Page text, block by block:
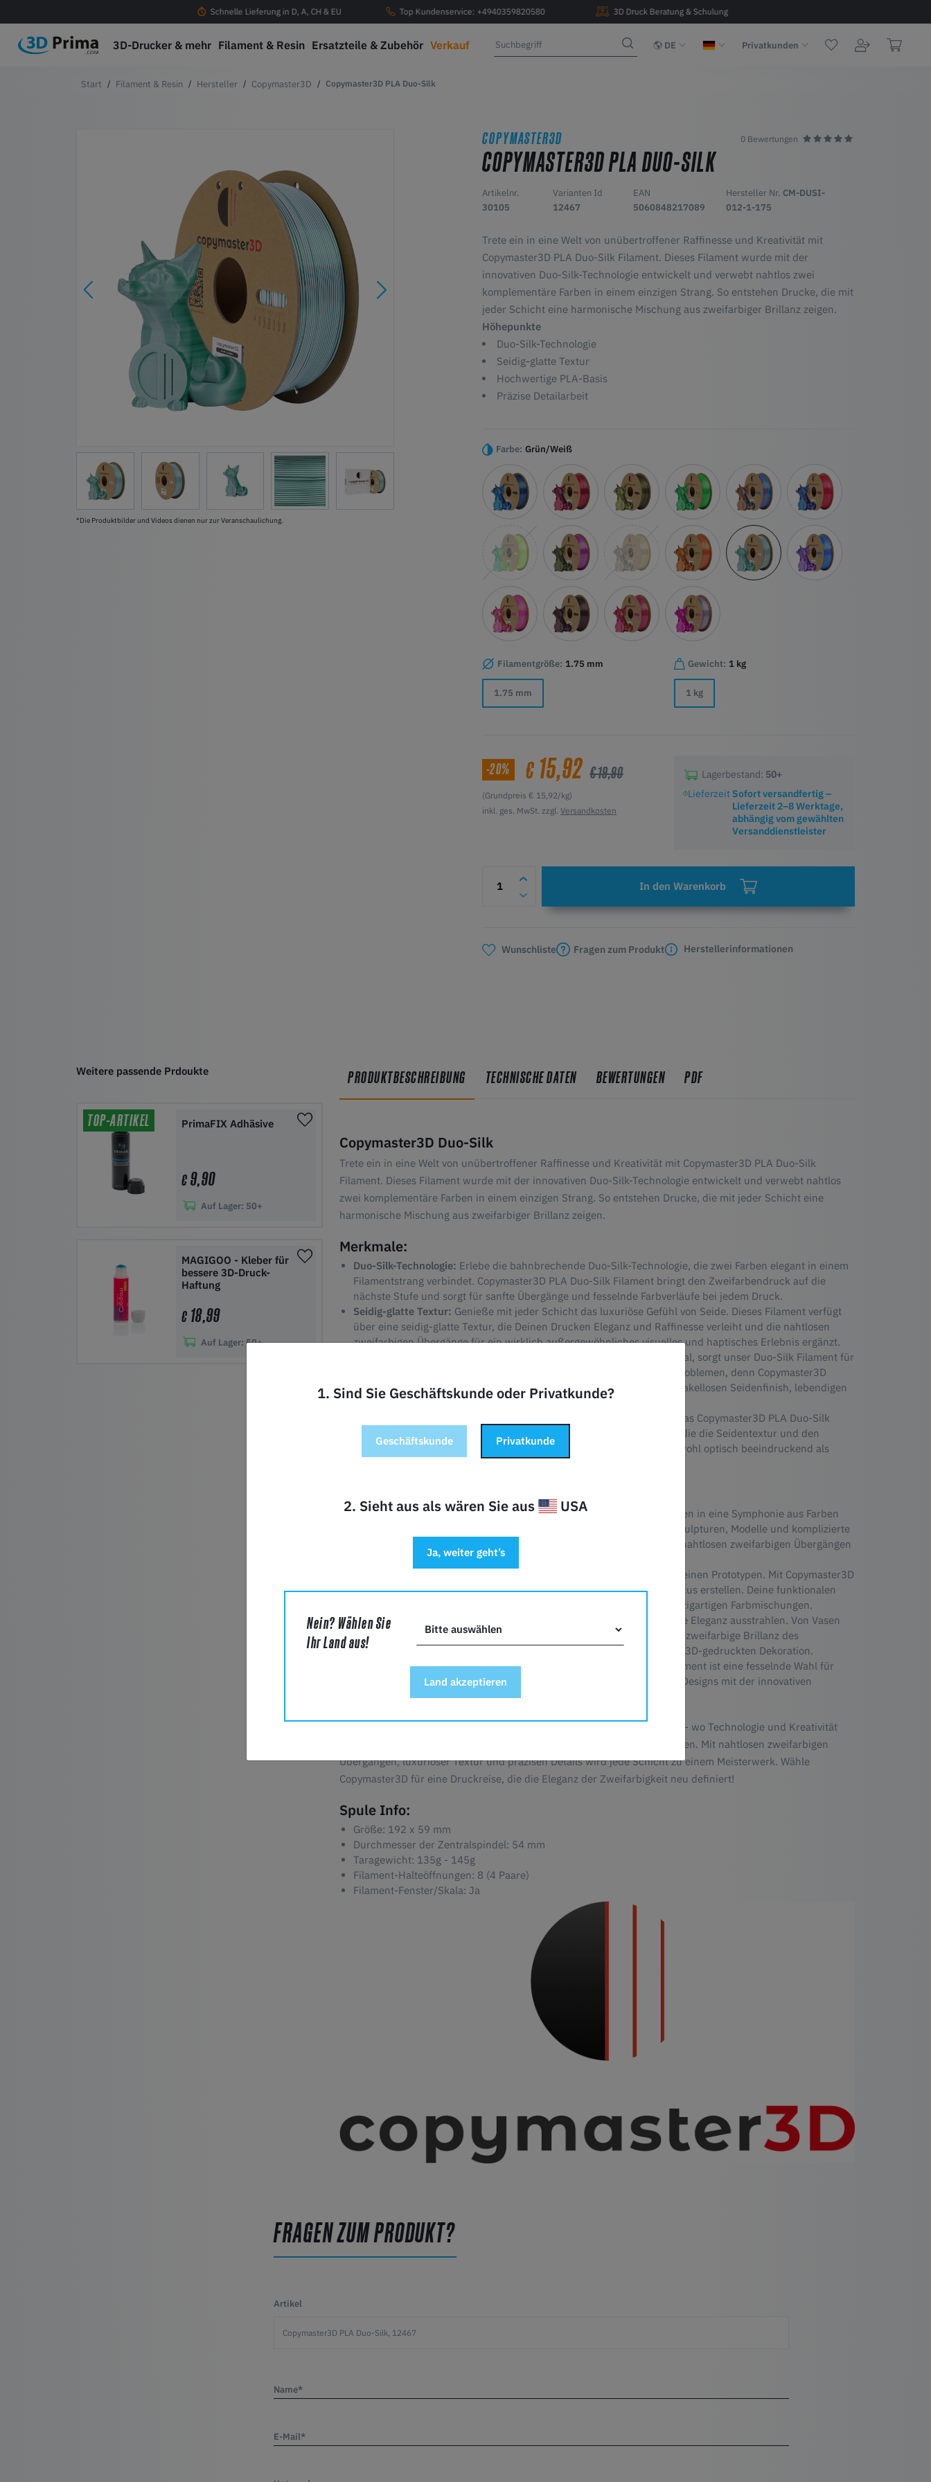
Schnelle Lieferung in D, A, CH & EU Top Kundenservice: +4940359820580 3D Druck Beratung & Schulung
3D-Drucker & mehr Filament & Resin Ersatzteile & Zubehör Verkauf DE Privatkunden
Filament & Resin Hersteller Copymaster3D Copymaster3D PLA Duo-Silk
*Die Produktbilder und Videos dienen nur zur Veranschaulichung.
COPYMASTER3D 0 Bewertungen
COPYMASTER3D PLA DUO-SILK
Artikelnr.
30105
Varianten Id
12467
EAN
5060848217089
Hersteller Nr. CM-DUSI-
012-1-175
Trete ein in eine Welt von unübertroffener Raffinesse und Kreativität mit
Copymaster3D PLA Duo-Silk Filament. Dieses Filament wurde mit der
innovativen Duo-Silk-Technologie entwickelt und verwebt nahtlos zwei
komplementäre Farben in einem einzigen Strang. So entstehen Drucke, die mit
jeder Schicht eine harmonische Mischung aus zweifarbiger Brillanz zeigen.
Höhepunkte
Duo-Silk-Technologie
Seidig-glatte Textur
Hochwertige PLA-Basis
Präzise Detailarbeit
Farbe: Grün/Weiß
Filamentgröße: 1.75 mm
1.75 mm
Gewicht: 1 kg
1 kg
-20% € 15,92 € 19,90
(Grundpreis € 15,92/kg)
inkl. ges. MwSt. zzgl. Versandkosten
Lagerbestand: 50+
Lieferzeit Sofort versandfertig –
Lieferzeit 2–8 Werktage,
abhängig vom gewählten
Versanddienstleister
In den Warenkorb
Wunschliste Fragen zum Produkt Herstellerinformationen
PRODUKTBESCHREIBUNG TECHNISCHE DATEN BEWERTUNGEN PDF
Copymaster3D Duo-Silk
Trete ein in eine Welt von unübertroffener Raffinesse und Kreativität mit Copymaster3D PLA Duo-Silk
Filament. Dieses Filament wurde mit der innovativen Duo-Silk-Technologie entwickelt und verwebt nahtlos
zwei komplementäre Farben in einem einzigen Strang. So entstehen Drucke, die mit jeder Schicht eine
harmonische Mischung aus zweifarbiger Brillanz zeigen.
Merkmale:
Duo-Silk-Technologie: Erlebe die bahnbrechende Duo-Silk-Technologie, die zwei Farben elegant in einem
Filamentstrang verbindet. Copymaster3D PLA Duo-Silk Filament bringt den Zweifarbendruck auf die
nächste Stufe und sorgt für sanfte Übergänge und fesselnde Farbverläufe bei jedem Druck.
Seidig-glatte Textur: Genieße mit jeder Schicht das luxuriöse Gefühl von Seide. Dieses Filament verfügt
über eine seidig-glatte Textur, die Deinen Drucken Eleganz und Raffinesse verleiht und die nahtlosen
zweifarbigen Übergänge für ein wirklich außergewöhnliches visuelles und haptisches Erlebnis ergänzt.
Hergestellt aus hochwertigem PLA-Material, sorgt unser Duo-Silk Filament für
ein nahtloses Druckerlebnis. Verabschiede Dich von häufigen Druckproblemen, denn Copymaster3D
garantiert eine konsistente, glatte Schichtung für Drucke mit einem makellosen Seidenfinish, lebendigen
Farben und der einzigartigen zweifarbigen Brillanz von Duo-Silk.
Mit einer engen Toleranz von +/-0,03 mm liefert das Copymaster3D PLA Duo-Silk
Filament Präzision bei jedem Druck. Genieße die präzise Schichtung, die die Seidentextur und den
zweifarbigen Effekt maximiert und sicherstellt, dass Deine Drucke sowohl optisch beeindruckend als
Künstlerische Meisterwerke:Verwandele Deine künstlerischen Visionen in eine Symphonie aus Farben
mit der seidigen Brillanz von Copymaster3D PLA Duo-Silk Filament. Skulpturen, Modelle und komplizierte
Designs erwachen mit einem zusätzlichen Hauch von Raffinesse und nahtlosen zweifarbigen Übergängen
Verbinde Funktionalität und Stil in Deinen Prototypen. Mit Copymaster3D
PLA Duo-Silk Filament kannst Du Prototypen mit einem Hauch von Luxus erstellen. Deine funktionalen
Drucke sind nicht nur effizient, sondern auch optisch auffällig mit einzigartigen Farbmischungen.
Innovationen für die Inneneinrichtung:
Erstelle Dekorationsartikel, die Eleganz ausstrahlen. Von Vasen
bis hin zu Ornamenten - die seidenglatte Oberfläche und die nahtlose zweifarbige Brillanz des
Copymaster3D PLA Duo-Silk Filaments verbessern die Ästhetik Deiner 3D-gedruckten Dekoration.
Pädagogische Exzellenz:Ob Du lehrst oder lernst, unser Duo-Silk Filament ist eine fesselnde Wahl für
Bildungsprojekte. Erforsche die Welt der Materialien, Farben und des Designs mit der innovativen
zweifarbigen Seidenoberfläche.
Erhöhe Dein 3D-Druckerlebnis mit Copymaster3D PLA Duo-Silk Filament - wo Technologie und Kreativität
zusammenkommen, um wirklich außergewöhnliche Drucke zu produzieren. Mit nahtlosen zweifarbigen
Übergängen, luxuriöser Textur und präzisen Details wird jede Schicht zu einem Meisterwerk. Wähle
Copymaster3D für eine Druckreise, die die Eleganz der Zweifarbigkeit neu definiert!
Spule Info:
Größe: 192 x 59 mm
Durchmesser der Zentralspindel: 54 mm
Taragewicht: 135g - 145g
Filament-Halteöffnungen: 8 (4 Paare)
Filament-Fenster/Skala: Ja
Weitere passende Prdoukte
TOP-ARTIKEL PrimaFIX Adhäsive
€9,90
Auf Lager: 50+
MAGIGOO - Kleber für
bessere 3D-Druck-
Haftung
€ 18,99
Auf Lager: 50+
FRAGEN ZUM PRODUKT?
Artikel
Name*
E-Mail*
1. Sind Sie Geschäftskunde oder Privatkunde?
Geschäftskunde Privatkunde
2. Sieht aus als wären Sie aus USA
Ja, weiter geht’s
Nein? Wählen Sie
Ihr Land aus!
Land akzeptieren